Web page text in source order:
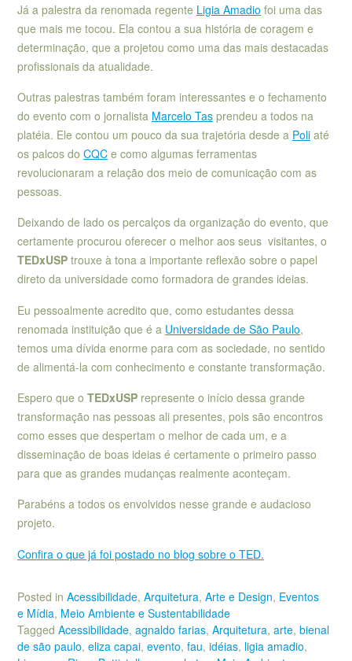
Já a palestra da renomada regente Ligia Amadio foi uma das
que mais me tocou. Ela contou a sua história de coragem e
determinação, que a projetou como uma das mais destacadas
profissionais da atualidade.
Outras palestras também foram interessantes e o fechamento
do evento com o jornalista Marcelo Tas prendeu a todos na
platéia. Ele contou um pouco da sua trajetória desde a Poli até
os palcos do CQC e como algumas ferramentas
revolucionaram a relação dos meio de comunicação com as
pessoas.
Deixando de lado os percalços da organização do evento, que
certamente procurou oferecer o melhor aos seus visitantes, o
TEDxUSP trouxe à tona a importante reflexão sobre o papel
direto da universidade como formadora de grandes ideias.
Eu pessoalmente acredito que, como estudantes dessa
renomada instituição que é a Universidade de São Paulo,
temos uma dívida enorme para com as sociedade, no sentido
de alimentá-la com conhecimento e constante transformação.
Espero que o TEDxUSP represente o início dessa grande
transformação nas pessoas ali presentes, pois são encontros
como esses que despertam o melhor de cada um, e a
disseminação de boas ideias é certamente o primeiro passo
para que as grandes mudanças realmente aconteçam.
Parabéns a todos os envolvidos nesse grande e audacioso
projeto.
Confira o que já foi postado no blog sobre o TED.
Posted in Acessibilidade, Arquitetura, Arte e Design, Eventos
e Mídia, Meio Ambiente e Sustentabilidade
Tagged Acessibilidade, agnaldo farias, Arquitetura, arte, bienal
de são paulo, eliza capai, evento, fau, idéias, ligia amadio,